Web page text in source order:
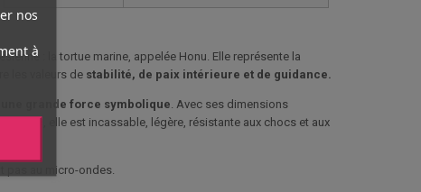
nos
à : la tortue marine, appelée Honu. Elle représente la
les valeurs de stabilité, de paix intérieure et de guidance.
une grande force symbolique. Avec ses dimensions
, elle est incassable, légère, résistante aux chocs et aux
pas au micro-ondes.